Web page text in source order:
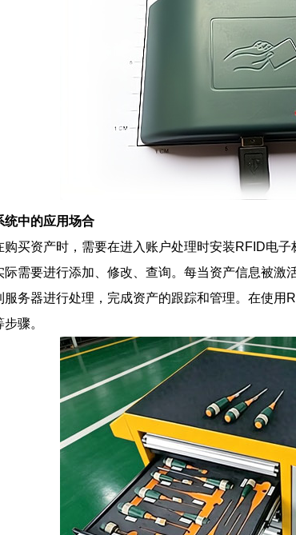
统中的应用场合
购买资产时，需要在进入账户处理时安装RFID电
需要进行添加、修改、查询。每当资产信息被激
服务器进行处理，完成资产的跟踪和管理。在使用
骤。